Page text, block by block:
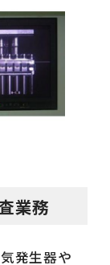
業務
発生器や